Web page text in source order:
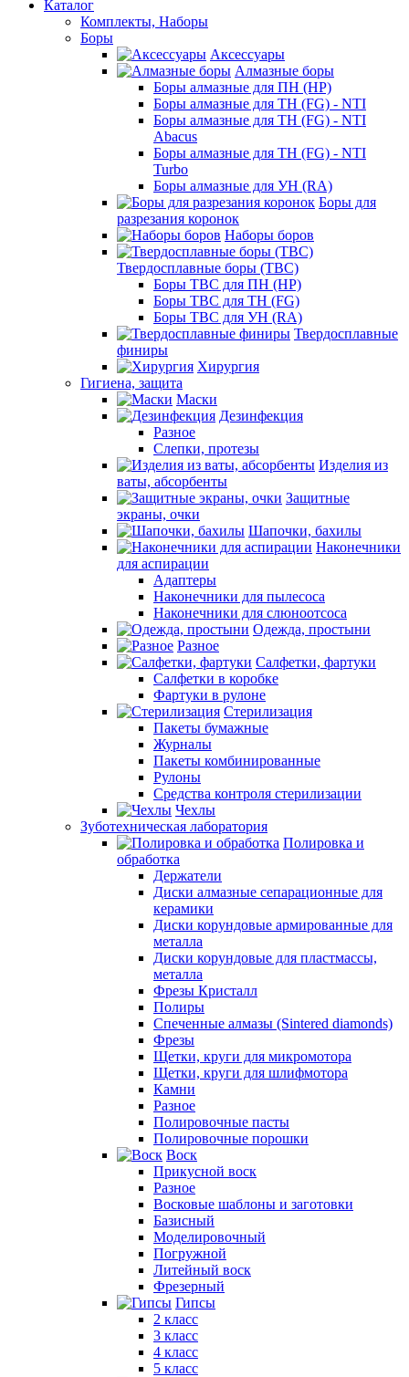
Каталог
Комплекты, Наборы
Боры
Аксессуары
Алмазные боры
Боры алмазные для ПН (HP)
Боры алмазные для ТН (FG) - NTI
Боры алмазные для ТН (FG) - NTI
Abacus
Боры алмазные для ТН (FG) - NTI
Turbo
Боры алмазные для УН (RA)
Боры для
разрезания коронок
Наборы боров
Твердосплавные боры (ТВС)
Боры ТВС для ПН (HP)
Боры ТВС для ТН (FG)
Боры ТВС для УН (RA)
Твердосплавные
финиры
Хирургия
Гигиена, защита
Маски
Дезинфекция
Разное
Слепки, протезы
Изделия из
ваты, абсорбенты
Защитные
экраны, очки
Шапочки, бахилы
Наконечники
для аспирации
Адаптеры
Наконечники для пылесоса
Наконечники для слюноотсоса
Одежда, простыни
Разное
Салфетки, фартуки
Салфетки в коробке
Фартуки в рулоне
Стерилизация
Пакеты бумажные
Журналы
Пакеты комбинированные
Рулоны
Средства контроля стерилизации
Чехлы
Зуботехническая лаборатория
Полировка и
обработка
Держатели
Диски алмазные сепарационные для
керамики
Диски корундовые армированные для
металла
Диски корундовые для пластмассы,
металла
Фрезы Кристалл
Полиры
Спеченные алмазы (Sintered diamonds)
Фрезы
Щетки, круги для микромотора
Щетки, круги для шлифмотора
Камни
Разное
Полировочные пасты
Полировочные порошки
Воск
Прикусной воск
Разное
Восковые шаблоны и заготовки
Базисный
Моделировочный
Погружной
Литейный воск
Фрезерный
Гипсы
2 класс
3 класс
4 класс
5 класс